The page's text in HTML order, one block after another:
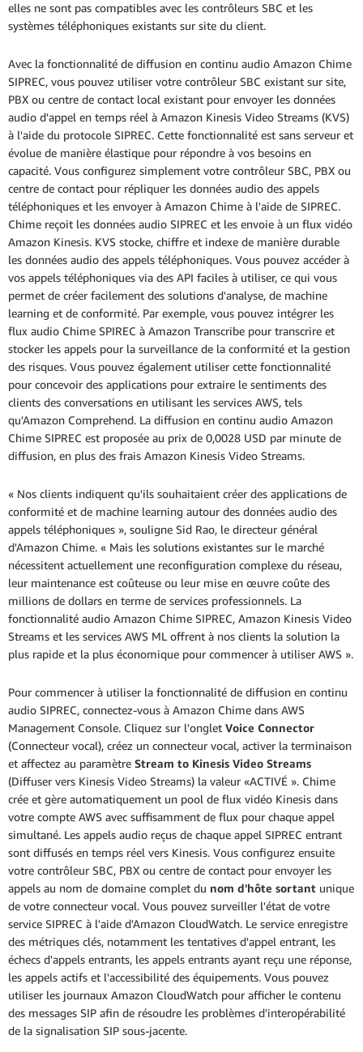
elles ne sont pas compatibles avec les contrôleurs SBC et les
systèmes téléphoniques existants sur site du client.
Avec la fonctionnalité de diffusion en continu audio Amazon Chime
SIPREC, vous pouvez utiliser votre contrôleur SBC existant sur site,
PBX ou centre de contact local existant pour envoyer les données
audio d'appel en temps réel à Amazon Kinesis Video Streams (KVS)
à l'aide du protocole SIPREC. Cette fonctionnalité est sans serveur et
évolue de manière élastique pour répondre à vos besoins en
capacité. Vous configurez simplement votre contrôleur SBC, PBX ou
centre de contact pour répliquer les données audio des appels
téléphoniques et les envoyer à Amazon Chime à l'aide de SIPREC.
Chime reçoit les données audio SIPREC et les envoie à un flux vidéo
Amazon Kinesis. KVS stocke, chiffre et indexe de manière durable
les données audio des appels téléphoniques. Vous pouvez accéder à
vos appels téléphoniques via des API faciles à utiliser, ce qui vous
permet de créer facilement des solutions d'analyse, de machine
learning et de conformité. Par exemple, vous pouvez intégrer les
flux audio Chime SPIREC à Amazon Transcribe pour transcrire et
stocker les appels pour la surveillance de la conformité et la gestion
des risques. Vous pouvez également utiliser cette fonctionnalité
pour concevoir des applications pour extraire le sentiments des
clients des conversations en utilisant les services AWS, tels
qu'Amazon Comprehend. La diffusion en continu audio Amazon
Chime SIPREC est proposée au prix de 0,0028 USD par minute de
diffusion, en plus des frais Amazon Kinesis Video Streams.
« Nos clients indiquent qu'ils souhaitaient créer des applications de
conformité et de machine learning autour des données audio des
appels téléphoniques », souligne Sid Rao, le directeur général
d'Amazon Chime. « Mais les solutions existantes sur le marché
nécessitent actuellement une reconfiguration complexe du réseau,
leur maintenance est coûteuse ou leur mise en œuvre coûte des
millions de dollars en terme de services professionnels. La
fonctionnalité audio Amazon Chime SIPREC, Amazon Kinesis Video
Streams et les services AWS ML offrent à nos clients la solution la
plus rapide et la plus économique pour commencer à utiliser AWS ».
Pour commencer à utiliser la fonctionnalité de diffusion en continu
audio SIPREC, connectez-vous à Amazon Chime dans AWS
Management Console. Cliquez sur l'onglet Voice Connector
(Connecteur vocal), créez un connecteur vocal, activer la terminaison
et affectez au paramètre Stream to Kinesis Video Streams
(Diffuser vers Kinesis Video Streams) la valeur «ACTIVÉ ». Chime
crée et gère automatiquement un pool de flux vidéo Kinesis dans
votre compte AWS avec suffisamment de flux pour chaque appel
simultané. Les appels audio reçus de chaque appel SIPREC entrant
sont diffusés en temps réel vers Kinesis. Vous configurez ensuite
votre contrôleur SBC, PBX ou centre de contact pour envoyer les
appels au nom de domaine complet du nom d'hôte sortant unique
de votre connecteur vocal. Vous pouvez surveiller l'état de votre
service SIPREC à l'aide d'Amazon CloudWatch. Le service enregistre
des métriques clés, notamment les tentatives d'appel entrant, les
échecs d'appels entrants, les appels entrants ayant reçu une réponse,
les appels actifs et l'accessibilité des équipements. Vous pouvez
utiliser les journaux Amazon CloudWatch pour afficher le contenu
des messages SIP afin de résoudre les problèmes d'interopérabilité
de la signalisation SIP sous-jacente.